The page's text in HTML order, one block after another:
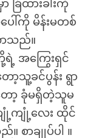
ြံထားခါးကို
ေါ်ကို မိန်းမတစ်
သည်။
ရဲ့ အကြွေးရှင်
သူ့ခင်ပွန်း ရွာ
ော့ ခုံမရှိတဲ့သူမ
ျုံ့ကျုံ့လေး ထိုင်
စာချုပ်ပါ ။